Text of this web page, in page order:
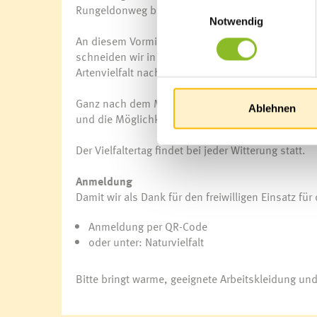
Notwendig
Ablehnen
Rungeldonweg beim Waldrand.
An diesem Vormittag werden kleine
schneiden wir in den umliegenden Riedwiesen
Artenvielfalt nachhaltig zu fördern.
Ganz nach dem Motto
„Rein in die Gummistiefel
und die Möglichkeit, selbst einen sichtbaren
Der Vielfaltertag findet bei jeder Witterung statt.
Anmeldung
Damit wir als Dank für den freiwilligen Einsatz
Anmeldung per QR-Code
oder unter: Naturvielfalt
Bitte bringt warme, geeignete Arbeitskleidung